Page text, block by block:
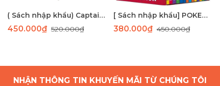
( Sách nhập khẩu) Captain Underpants 12 cuốn- bản màu
450.000₫ 520.000₫
[ Sách nhập khẩu] POKEMON boxset 15 cuốn
380.000₫ 450.000₫
NHẬN THÔNG TIN KHUYẾN MÃI TỪ CHÚNG TÔI